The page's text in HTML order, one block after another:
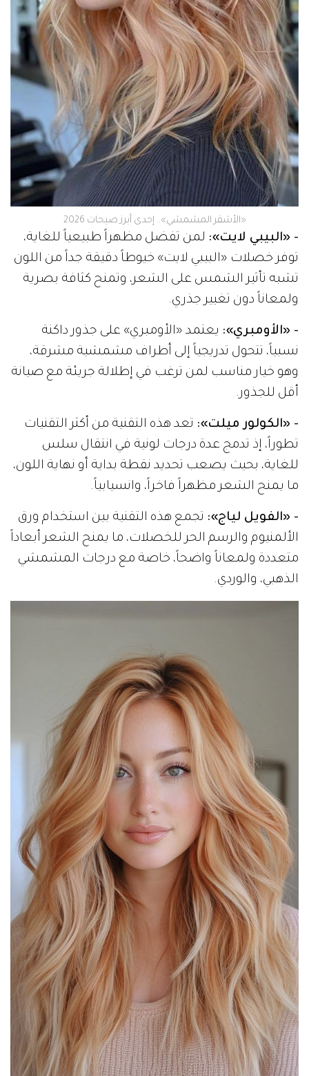
«الأشقر المشمشي».. إحدى أبرز صيحات 2026
- «البيبي لايت»: لمن تفضل مظهراً طبيعياً للغاية،
توفر خصلات «البيبي لايت» خيوطاً دقيقة جداً من اللون
تشبه تأثير الشمس على الشعر، وتمنح كثافة بصرية
ولمعاناً دون تغيير جذري.
- «الأومبري»: يعتمد «الأومبري» على جذور داكنة
نسبياً، تتحول تدريجياً إلى أطراف مشمشية مشرقة،
وهو خيار مناسب لمن ترغب في إطلالة جريئة مع صيانة
أقل للجذور.
- «الكولور ميلت»: تعد هذه التقنية من أكثر التقنيات
تطوراً، إذ تدمج عدة درجات لونية في انتقال سلس
للغاية، بحيث يصعب تحديد نقطة بداية أو نهاية اللون،
ما يمنح الشعر مظهراً فاخراً، وانسيابياً.
- «الفويل لياج»: تجمع هذه التقنية بين استخدام ورق
الألمنيوم والرسم الحر للخصلات، ما يمنح الشعر أبعاداً
متعددة ولمعاناً واضحاً، خاصة مع درجات المشمشي
الذهبي، والوردي.